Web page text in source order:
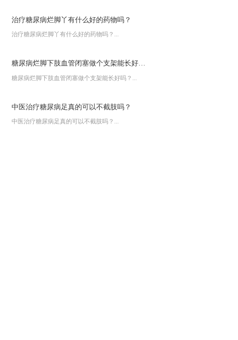
治疗糖尿病烂脚丫有什么好的药物吗？
治疗糖尿病烂脚丫有什么好的药物吗？...
糖尿病烂脚下肢血管闭塞做个支架能长好吗？
糖尿病烂脚下肢血管闭塞做个支架能长好吗？...
中医治疗糖尿病足真的可以不截肢吗？
中医治疗糖尿病足真的可以不截肢吗？...